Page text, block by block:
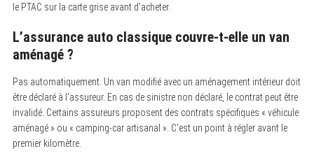
le PTAC sur la carte grise avant d’acheter.
L’assurance auto classique couvre-t-elle un van
aménagé ?
Pas automatiquement. Un van modifié avec un aménagement intérieur doit
être déclaré à l’assureur. En cas de sinistre non déclaré, le contrat peut être
invalidé. Certains assureurs proposent des contrats spécifiques « véhicule
aménagé » ou « camping-car artisanal ». C’est un point à régler avant le
premier kilomètre.